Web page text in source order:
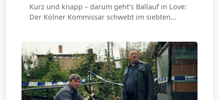
Kurz und knapp – darum geht’s Ballauf in Love:
Der Kölner Kommissar schwebt im siebten…